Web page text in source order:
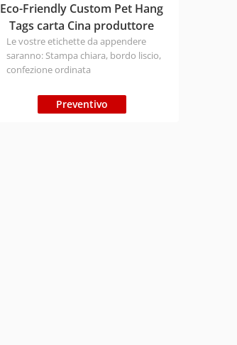
Eco-Friendly Custom Pet Hang
Tags carta Cina produttore
Le vostre etichette da appendere
saranno: Stampa chiara, bordo liscio,
confezione ordinata
personalizzata la dimensione, la
stampa, il materiale, la finitura, la
Preventivo